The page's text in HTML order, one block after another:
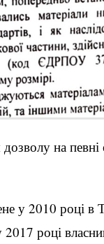
на певні
у 2010 році в
році